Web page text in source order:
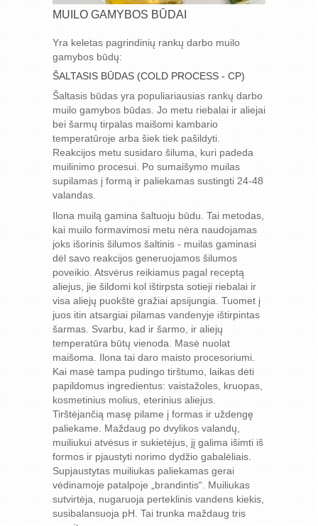
MUILO GAMYBOS BŪDAI
Yra keletas pagrindinių rankų darbo muilo
gamybos būdų:
ŠALTASIS BŪDAS (COLD PROCESS - CP)
Šaltasis būdas yra populiariausias rankų darbo
muilo gamybos būdas. Jo metu riebalai ir aliejai
bei šarmų tirpalas maišomi kambario
temperatūroje arba šiek tiek pašildyti.
Reakcijos metu susidaro šiluma, kuri padeda
muilinimo procesui. Po sumaišymo muilas
supilamas į formą ir paliekamas sustingti 24-48
valandas.
Ilona muilą gamina šaltuoju būdu. Tai metodas,
kai muilo formavimosi metu nėra naudojamas
joks išorinis šilumos šaltinis - muilas gaminasi
dėl savo reakcijos generuojamos šilumos
poveikio. Atsvėrus reikiamus pagal receptą
aliejus, jie šildomi kol ištirpsta sotieji riebalai ir
visa aliejų puokštė gražiai apsijungia. Tuomet į
juos itin atsargiai pilamas vandenyje ištirpintas
šarmas. Svarbu, kad ir šarmo, ir aliejų
temperatūra būtų vienoda. Masė nuolat
maišoma. Ilona tai daro maisto procesoriumi.
Kai masė tampa pudingo tirštumo, laikas dėti
papildomus ingredientus: vaistažoles, kruopas,
kosmetinius molius, eterinius aliejus.
Tirštėjančią masę pilame į formas ir uždengę
paliekame. Maždaug po dvylikos valandų,
muiliukui atvėsus ir sukietėjus, jį galima išimti iš
formos ir pjaustyti norimo dydžio gabalėliais.
Supjaustytas muiliukas paliekamas gerai
vėdinamoje patalpoje „brandintis“. Muiliukas
sutvirtėja, nugaruoja perteklinis vandens kiekis,
susibalansuoja pH. Tai trunka maždaug tris